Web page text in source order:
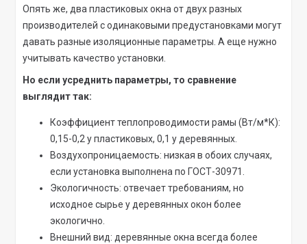
Опять же, два пластиковых окна от двух разных
производителей с одинаковыми предустановками могут
давать разные изоляционные параметры. А еще нужно
учитывать качество установки.
Но если усреднить параметры, то сравнение
выглядит так:
Коэффициент теплопроводимости рамы (Вт/м*К):
0,15-0,2 у пластиковых, 0,1 у деревянных.
Воздухопроницаемость: низкая в обоих случаях,
если установка выполнена по ГОСТ-30971.
Экологичность: отвечает требованиям, но
исходное сырье у деревянных окон более
экологично.
Внешний вид: деревянные окна всегда более